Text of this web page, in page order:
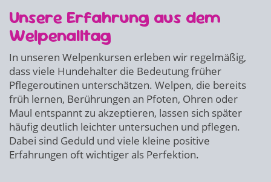
Unsere Erfahrung aus dem
Welpenalltag
In unseren Welpenkursen erleben wir regelmäßig,
dass viele Hundehalter die Bedeutung früher
Pflegeroutinen unterschätzen. Welpen, die bereits
früh lernen, Berührungen an Pfoten, Ohren oder
Maul entspannt zu akzeptieren, lassen sich später
häufig deutlich leichter untersuchen und pflegen.
Dabei sind Geduld und viele kleine positive
Erfahrungen oft wichtiger als Perfektion.